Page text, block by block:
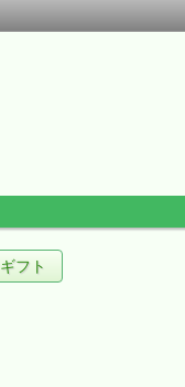
ギフト